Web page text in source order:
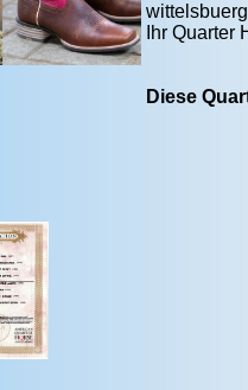
Ihr
Diese